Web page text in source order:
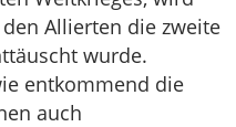
Allierten die zweite
wurde.
entkommend die
auch